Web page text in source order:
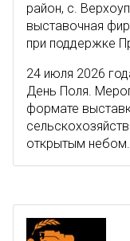
район, с.
выставочная
при поддержке
24 июля 2026
День Поля.
формате
открытым небом.